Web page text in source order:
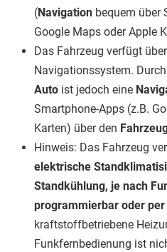
(Navigation bequem über
Google Maps oder Apple
Das Fahrzeug verfügt
Navigationssystem. Durch
Auto ist jedoch eine
Smartphone-Apps (z.B.
Karten) über den
Hinweis: Das Fahrzeug
elektrische
Standkühlung, je nach
programmierbar oder per
kraftstoffbetriebene
Funkfernbedienung ist